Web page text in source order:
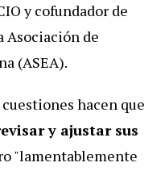
y cofundador de
Asociación de
(ASEA).
hacen que
y ajustar sus
"lamentablemente